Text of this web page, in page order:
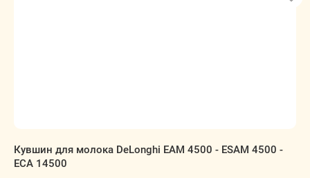
Кувшин для молока DeLonghi EAM 4500 - ESAM 4500 -
ECA 14500